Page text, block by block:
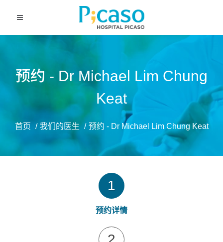
预约 - Dr Michael Lim Chung
Keat
首页 我们的医生 预约 - Dr Michael Lim Chung Keat
1
预约详情